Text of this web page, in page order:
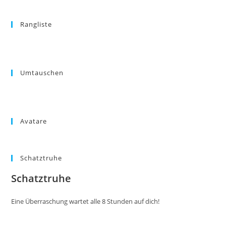
Rangliste
Umtauschen
Avatare
Schatztruhe
Schatztruhe
Eine Überraschung wartet alle 8 Stunden auf dich!